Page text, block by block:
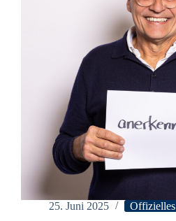
25. Juni 2025 Offizielles